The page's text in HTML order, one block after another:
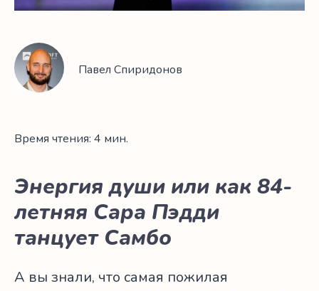
Павел Спиридонов
Время чтения: 4 мин.
Энергия души или как 84-
летняя Сара Пэдди
танцует Самбо
А вы знали, что самая пожилая